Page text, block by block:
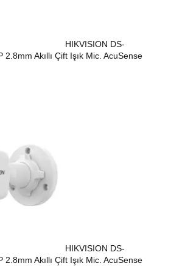
HIKVISION DS-
Akıllı Çift Işık Mic. AcuSense
HIKVISION DS-
Akıllı Çift Işık Mic. AcuSense